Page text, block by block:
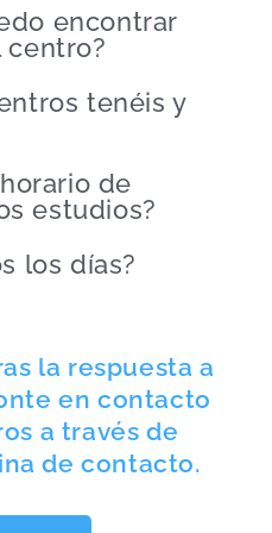
encontrar
centro?
tenéis y
de
estudios?
los días?
la respuesta a
en contacto
a través de
de contacto.